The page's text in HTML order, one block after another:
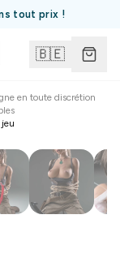
tout prix !
🇧🇪
en toute discrétion